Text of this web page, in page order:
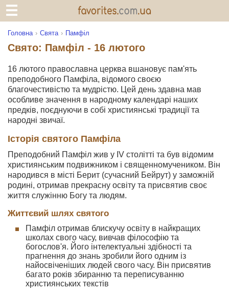
Головна Свята Памфіл
Свято: Памфіл - 16 лютого
16 лютого православна церква вшановує пам'ять
преподобного Памфіла, відомого своєю
благочестивістю та мудрістю. Цей день здавна мав
особливе значення в народному календарі наших
предків, поєднуючи в собі християнські традиції та
народні звичаї.
Історія святого Памфіла
Преподобний Памфіл жив у IV столітті та був відомим
християнським подвижником і священномучеником. Він
народився в місті Берит (сучасний Бейрут) у заможній
родині, отримав прекрасну освіту та присвятив своє
життя служінню Богу та людям.
Життєвий шлях святого
Памфіл отримав блискучу освіту в найкращих
школах свого часу, вивчав філософію та
богослов'я. Його інтелектуальні здібності та
прагнення до знань зробили його одним із
найосвіченіших людей свого часу. Він присвятив
багато років збиранню та переписуванню
християнських текстів